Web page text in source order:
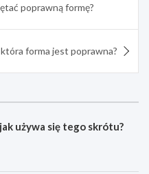
poprawną formę?
forma jest poprawna?
używa się tego skrótu?